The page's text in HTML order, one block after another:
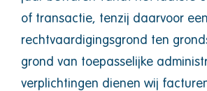
of transactie, tenzij daarvoor
rechtvaardigingsgrond ten
grond van toepasselijke
verplichtingen dienen wij